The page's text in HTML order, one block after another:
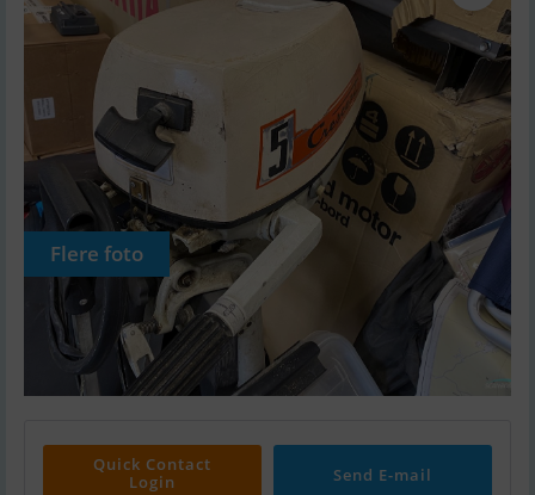
Flere foto
Quick Contact
Login
Send E-mail